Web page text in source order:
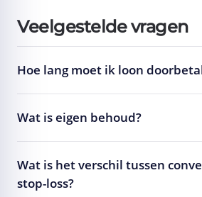
Veelgestelde vragen
Hoe lang moet ik loon
Wat is eigen behoud?
Wat is het verschil tussen
stop-loss?